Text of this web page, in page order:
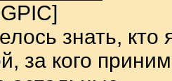
знать,
за кого